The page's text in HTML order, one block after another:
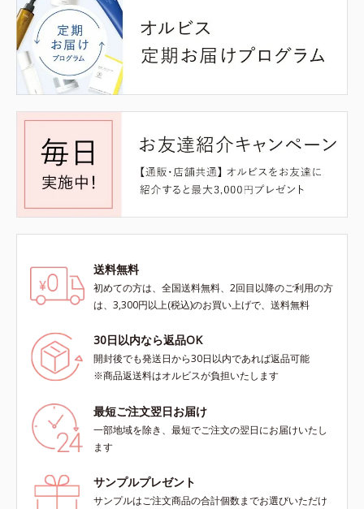
送料無料
初めての方は、全国送料無料、2回目以降のご利用の方
は、3,300円以上(税込)のお買い上げで、送料無料
30日以内なら返品OK
開封後でも発送日から30日以内であれば返品可能
※商品返送料はオルビスが負担いたします
最短ご注文翌日お届け
一部地域を除き、最短でご注文の翌日にお届けいたし
ます
サンプルプレゼント
サンプルはご注文商品の合計個数までお選びいただけ